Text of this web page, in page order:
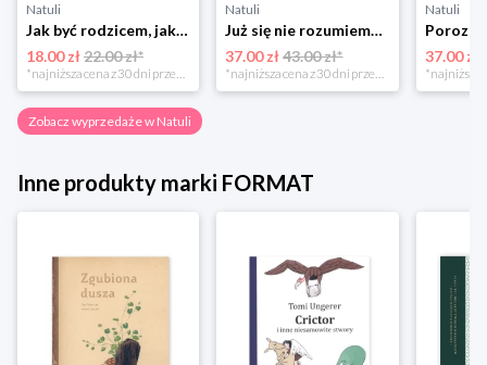
Natuli
Jak być rodzicem, jakim zawsze chciałeś być Media rodzina
18.00 zł22.00 zł*
*najniższa cena z 30 dni przed obniżką
Natuli
Już się nie rozumiemy! Jak przeżyć czas trzaskających drzwi Esprit
37.00 zł 43.00 zł*
*najniższa cena z 30 dni przed obniżką
Natuli
37.00 zł
Zobacz wyprzedaże w Natuli
Inne produkty marki FORMAT